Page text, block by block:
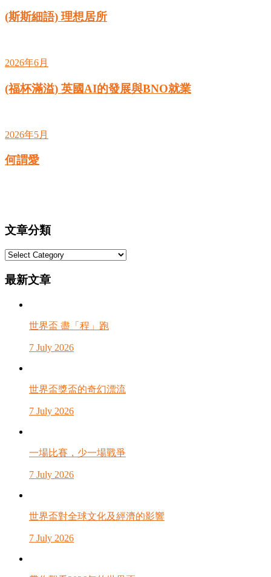
(斯斯細語) 理想居所
2026年6月
(福杯滿溢) 英國AI的發展與BNO就業
2026年5月
何謂愛
文章分類
文
分
最新文章
世界盃 盡「程」跑
7 July 2026
世界盃獎盃的奇幻漂流
7 July 2026
一場比賽，少一場戰爭
7 July 2026
世界盃對全球文化及經濟的影響
7 July 2026